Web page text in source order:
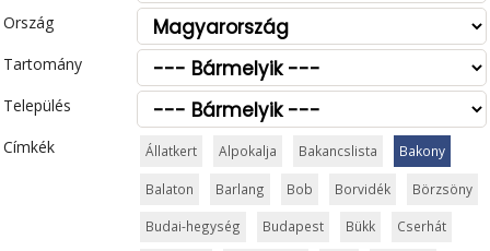
Ország
Tartomány
Település
Címkék
Állatkert Alpokalja Bakancslista Bakony
Balaton Barlang Bob Borvidék Börzsöny
Budai-hegység Budapest Bükk Cserhát